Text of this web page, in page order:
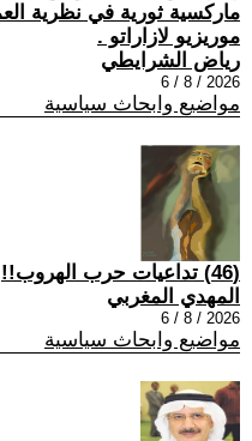
ماركسية ثورية في نظرية
موريزيو لازاراتو .
رياض الشرايطي
2026 / 8 / 6
مواضيع وابحاث سياسية
(46) تداعيات حرب الهروب!!
المهدي المغربي
2026 / 8 / 6
مواضيع وابحاث سياسية